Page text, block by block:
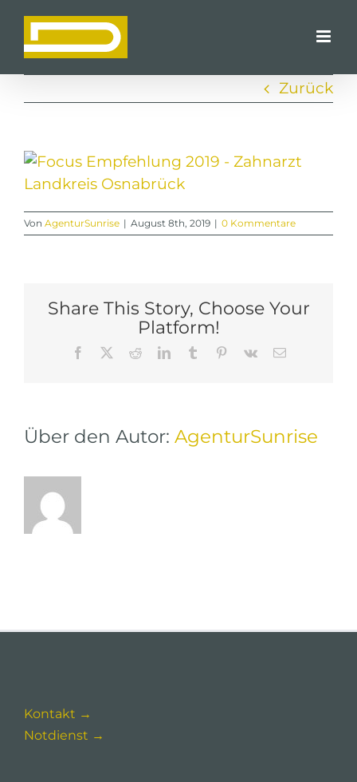
Inhalt
springen
Zurück
Von AgenturSunrise | August 8th, 2019 | 0 Kommentare
Share This Story, Choose Your
Platform!
Facebook RedditLinkedInTumblr Pinterest
Vk
E-
Über den Autor: AgenturSunrise
Kontakt →
Notdienst →